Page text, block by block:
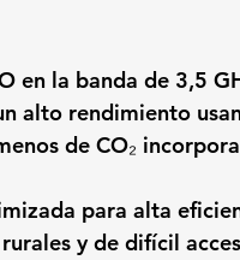
en la banda de 3,5
alto rendimiento
de CO₂
para alta
y de difícil